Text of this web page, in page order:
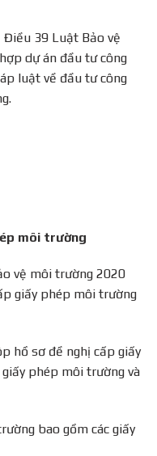
39 Luật Bảo vệ
dự án đầu tư công
luật về đầu tư công
môi trường
vệ môi trường 2020
giấy phép môi trường
hồ sơ đề nghị cấp giấy
phép môi trường và
bao gồm các giấy